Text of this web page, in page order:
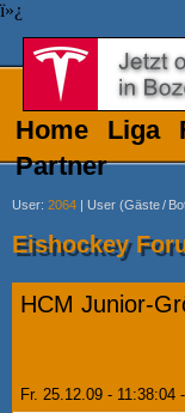
ï»¿
Home Liga
Partner
User: 2064 | User (Gäste/
Eishockey
HCM Junior-
Fr. 25.12.09 - 11:38:04